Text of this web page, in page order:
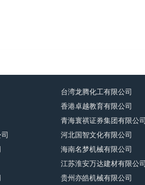
台湾龙腾化工有限公司
香港卓越教育有限公司
青海寰祺证券集团有限公司
河北国智文化有限公司
海南名梦机械有限公司
江苏淮安万达建材有限公司
贵州亦皓机械有限公司